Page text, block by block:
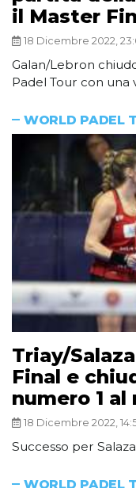
il Master
18 Dicembre 2022,
Galan/Lebron
Padel Tour con una
WORLD PADEL
Triay/
Final e
numero 1 al
18 Dicembre 2022,
Successo per
WORLD PADEL